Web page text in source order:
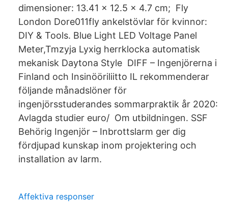
dimensioner: 13.41 x 12.5 x 4.7 cm; Fly
London Dore011fly ankelstövlar för kvinnor:
DIY & Tools. Blue Light LED Voltage Panel
Meter,Tmzyja Lyxig herrklocka automatisk
mekanisk Daytona Style DIFF – Ingenjörerna i
Finland och Insinööriliitto IL rekommenderar
följande månadslöner för
ingenjörsstuderandes sommarpraktik år 2020:
Avlagda studier euro/ Om utbildningen. SSF
Behörig Ingenjör – Inbrottslarm ger dig
fördjupad kunskap inom projektering och
installation av larm.
Affektiva responser